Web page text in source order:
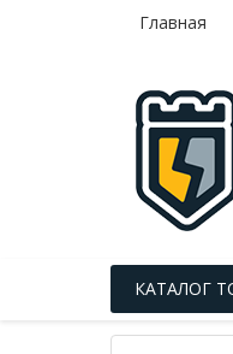
Главная
КАТАЛОГ